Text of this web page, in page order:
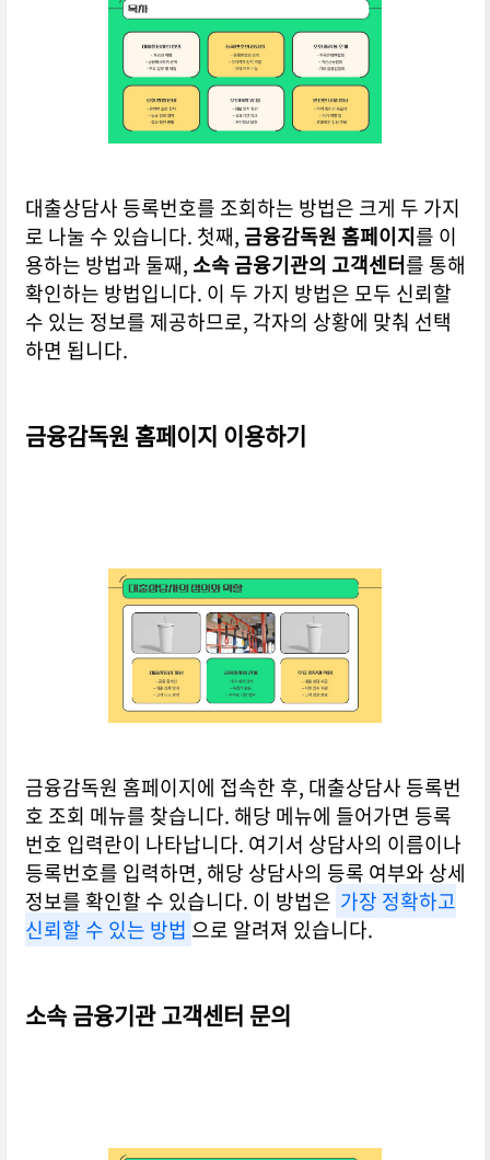
대출상담사 등록번호를 조회하는 방법은 크게 두 가지
로 나눌 수 있습니다. 첫째, 금융감독원 홈페이지를 이
용하는 방법과 둘째, 소속 금융기관의 고객센터를 통해
확인하는 방법입니다. 이 두 가지 방법은 모두 신뢰할
수 있는 정보를 제공하므로, 각자의 상황에 맞춰 선택
하면 됩니다.
금융감독원 홈페이지 이용하기
금융감독원 홈페이지에 접속한 후, 대출상담사 등록번
호 조회 메뉴를 찾습니다. 해당 메뉴에 들어가면 등록
번호 입력란이 나타납니다. 여기서 상담사의 이름이나
등록번호를 입력하면, 해당 상담사의 등록 여부와 상세
정보를 확인할 수 있습니다. 이 방법은 가장 정확하고
신뢰할 수 있는 방법 으로 알려져 있습니다.
소속 금융기관 고객센터 문의